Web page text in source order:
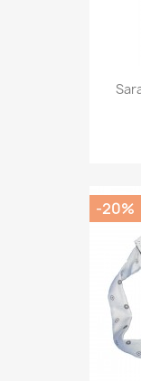
-20%